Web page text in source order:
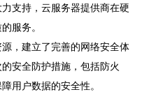
支持，云服务器提供商在硬
服务。
，建立了完善的网络安全体
安全防护措施，包括防火
用户数据的安全性。